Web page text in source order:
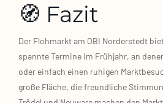
🧭 Fazit
Der Floh­markt am OBI Nor­der­stedt
spann­te Ter­mi­ne im Früh­jahr, an
oder ein­fach einen ruhi­gen
gro­ße Flä­che, die freund­li­che